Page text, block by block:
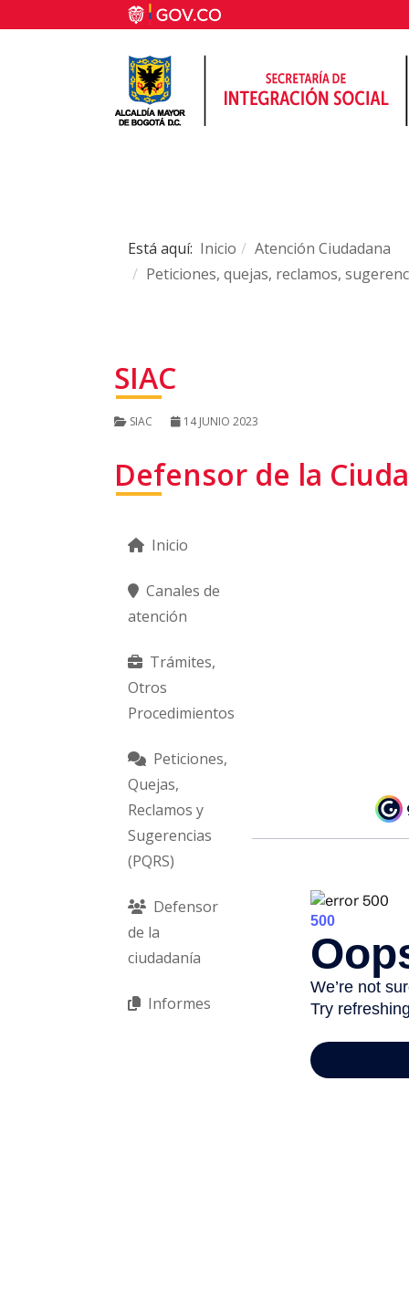
Está aquí: Inicio
Atención Ciudadana
Peticiones, quejas, reclamos,
SIAC
SIAC 14 JUNIO 2023
Defensor de la
Inicio
Canales de
atención
Trámites,
Otros
Procedimientos
Peticiones,
Quejas,
Reclamos y
Sugerencias
(PQRS)
Defensor
de la
ciudadanía
Informes